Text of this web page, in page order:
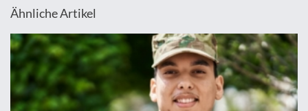
Ähnliche Artikel